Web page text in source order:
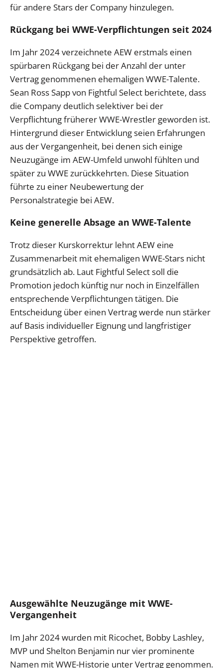
für andere Stars der Company hinzulegen.
Rückgang bei WWE-Verpflichtungen seit 2024
Im Jahr 2024 verzeichnete AEW erstmals einen
spürbaren Rückgang bei der Anzahl der unter
Vertrag genommenen ehemaligen WWE-Talente.
Sean Ross Sapp von Fightful Select berichtete, dass
die Company deutlich selektiver bei der
Verpflichtung früherer WWE-Wrestler geworden ist.
Hintergrund dieser Entwicklung seien Erfahrungen
aus der Vergangenheit, bei denen sich einige
Neuzugänge im AEW-Umfeld unwohl fühlten und
später zu WWE zurückkehrten. Diese Situation
führte zu einer Neubewertung der
Personalstrategie bei AEW.
Keine generelle Absage an WWE-Talente
Trotz dieser Kurskorrektur lehnt AEW eine
Zusammenarbeit mit ehemaligen WWE-Stars nicht
grundsätzlich ab. Laut Fightful Select soll die
Promotion jedoch künftig nur noch in Einzelfällen
entsprechende Verpflichtungen tätigen. Die
Entscheidung über einen Vertrag werde nun stärker
auf Basis individueller Eignung und langfristiger
Perspektive getroffen.
Ausgewählte Neuzugänge mit WWE-
Vergangenheit
Im Jahr 2024 wurden mit Ricochet, Bobby Lashley,
MVP und Shelton Benjamin nur vier prominente
Namen mit WWE-Historie unter Vertrag genommen.